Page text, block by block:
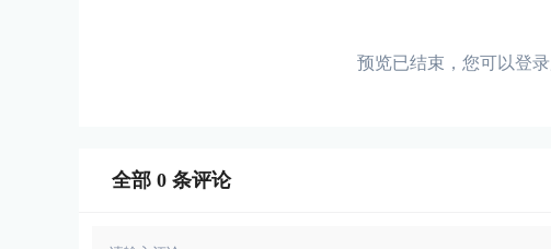
预览已结束，您可以登录
全部 0 条评论